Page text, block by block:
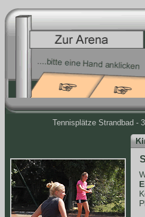
Tennisplätze Strandbad